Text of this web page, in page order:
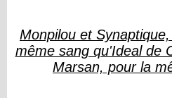
Monpilou et
même sang qu'Ideal de
Marsan, pour la